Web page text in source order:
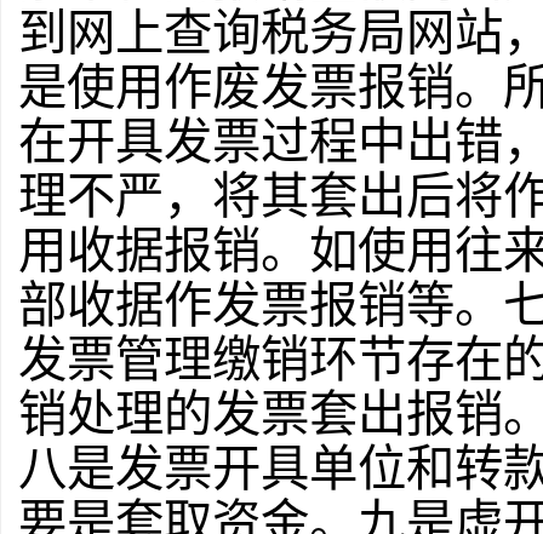
到网上查询税务局网站
是使用作废发票报销。
在开具发票过程中出错
理不严，将其套出后将
用收据报销。如使用往
部收据作发票报销等。
发票管理缴销环节存在
销处理的发票套出报销
八是发票开具单位和转